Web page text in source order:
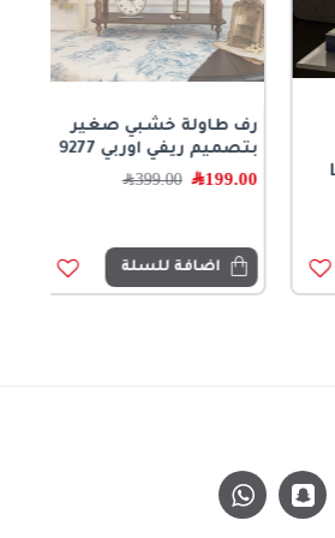
رف طاولة خشبي صغير
بتصميم ريفي اوربي 9277
199.00﷼ 399.00﷼
اضافة للسلة